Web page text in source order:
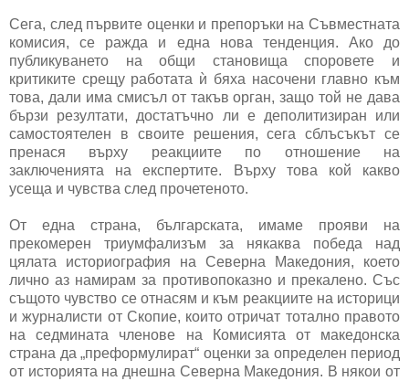
Сега, след първите оценки и препоръки на Съвместната
комисия, се ражда и една нова тенденция. Ако до
публикуването на общи становища споровете и
критиките срещу работата ѝ бяха насочени главно към
това, дали има смисъл от такъв орган, защо той не дава
бързи резултати, достатъчно ли е деполитизиран или
самостоятелен в своите решения, сега сблъсъкът се
пренася върху реакциите по отношение на
заключенията на експертите. Върху това кой какво
усеща и чувства след прочетеното.
От една страна, българската, имаме прояви на
прекомерен триумфализъм за някаква победа над
цялата историография на Северна Македония, което
лично аз намирам за противопоказно и прекалено. Със
същото чувство се отнасям и към реакциите на историци
и журналисти от Скопие, които отричат тотално правото
на седмината членове на Комисията от македонска
страна да „преформулират“ оценки за определен период
от историята на днешна Северна Македония. В някои от